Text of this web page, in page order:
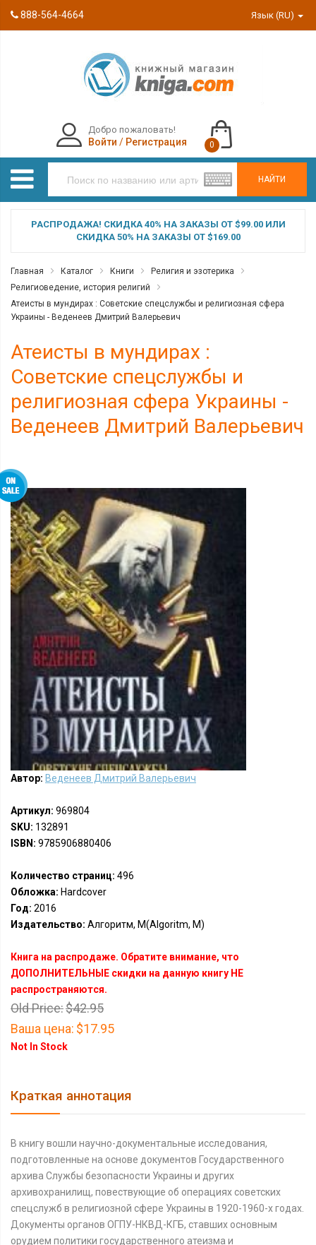
888-564-4664 Язык (RU)
НАЙТИ
Добро пожаловать!
Войти / Регистрация 0
РАСПРОДАЖА! СКИДКА 40% НА ЗАКАЗЫ ОТ $99.00 ИЛИ
СКИДКА 50% НА ЗАКАЗЫ ОТ $169.00
Главная Каталог Книги
Религия и эзотерика
Религиоведение, история религий
Атеисты в мундирах : Советские спецслужбы и религиозная сфера
Украины - Веденеев Дмитрий Валерьевич
Атеисты в мундирах :
Советские спецслужбы и
религиозная сфера Украины -
Веденеев Дмитрий Валерьевич
Автор: Веденеев Дмитрий Валерьевич
Артикул: 969804
SKU: 132891
ISBN: 9785906880406
Количество страниц: 496
Обложка: Hardcover
Год: 2016
Издательство: Алгоритм, М(Algoritm, M)
Книга на распродаже. Обратите внимание, что
ДОПОЛНИТЕЛЬНЫЕ скидки на данную книгу НЕ
распространяются.
Old Price:$42.95
Ваша цена: $17.95
Not In Stock
Краткая аннотация
В книгу вошли научно-документальные исследования,
подготовленные на основе документов Государственного
архива Службы безопасности Украины и других
архивохранилищ, повествующие об операциях советских
спецслужб в религиозной сфере Украины в 1920-1960-х годах.
Документы органов ОГПУ-НКВД-КГБ, ставших основным
орудием политики государственного атеизма и